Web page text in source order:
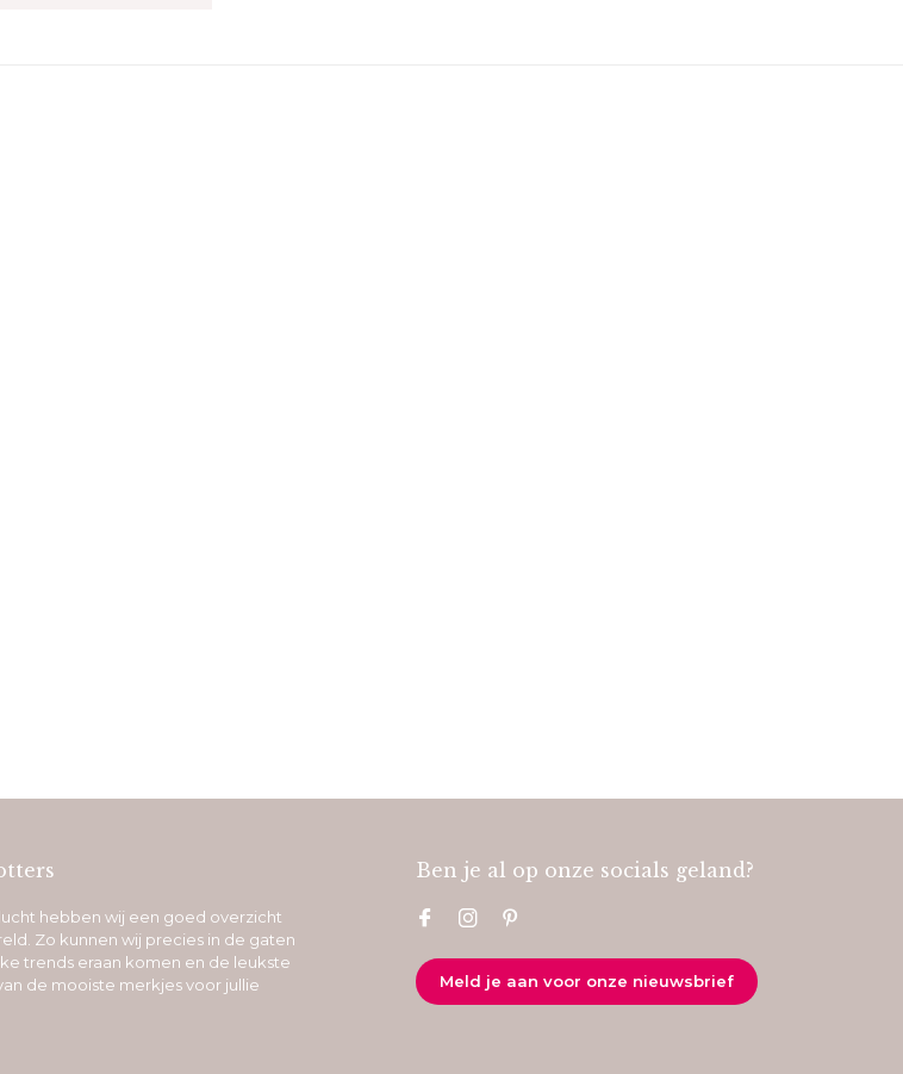
hebben wij een goed overzicht
Zo kunnen wij precies in de gaten
trends eraan komen en de leukste
de mooiste merkjes voor jullie
Ben je al op onze socials geland?
Meld je aan voor onze nieuwsbrief